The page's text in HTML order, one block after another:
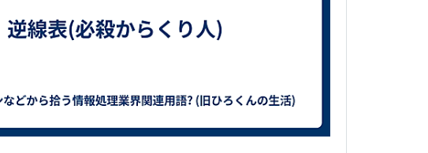
派の老中土井利位に寝返り、機密資料を残らず土井に横流
頓挫し水野は老中辞任に追い込まれてしまうが、鳥居は従
墾を担当、勘定奉行勝手方。
なる*1 *2。